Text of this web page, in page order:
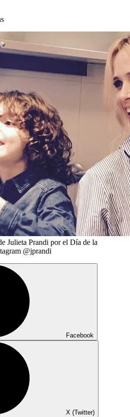
Julieta Prandi por el Día de la
@jprandi
Facebook
X (Twitter)